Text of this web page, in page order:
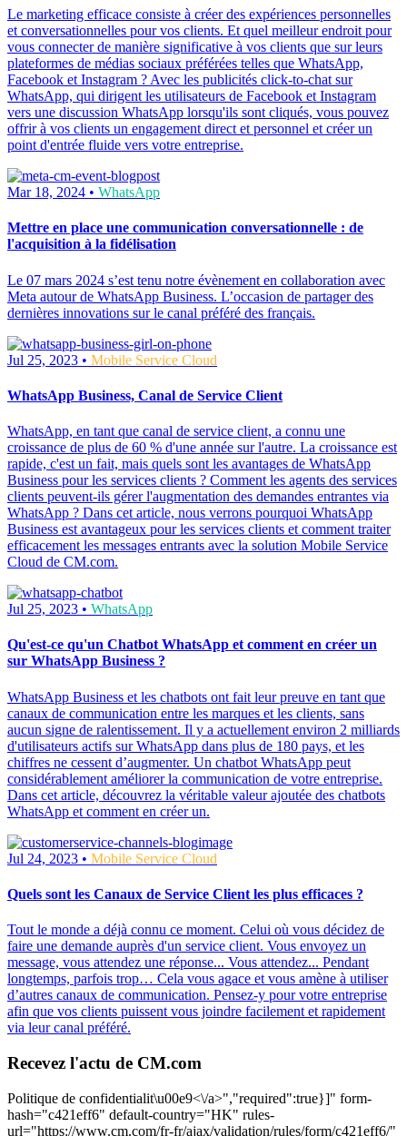
Le marketing efficace consiste à créer des expériences personnelles
et conversationnelles pour vos clients. Et quel meilleur endroit pour
vous connecter de manière significative à vos clients que sur leurs
plateformes de médias sociaux préférées telles que WhatsApp,
Facebook et Instagram ? Avec les publicités click-to-chat sur
WhatsApp, qui dirigent les utilisateurs de Facebook et Instagram
vers une discussion WhatsApp lorsqu'ils sont cliqués, vous pouvez
offrir à vos clients un engagement direct et personnel et créer un
point d'entrée fluide vers votre entreprise.
Mar 18, 2024 • WhatsApp
Mettre en place une communication conversationnelle : de
l'acquisition à la fidélisation
Le 07 mars 2024 s’est tenu notre évènement en collaboration avec
Meta autour de WhatsApp Business. L’occasion de partager des
dernières innovations sur le canal préféré des français.
Jul 25, 2023 • Mobile Service Cloud
WhatsApp Business, Canal de Service Client
WhatsApp, en tant que canal de service client, a connu une
croissance de plus de 60 % d'une année sur l'autre. La croissance est
rapide, c'est un fait, mais quels sont les avantages de WhatsApp
Business pour les services clients ? Comment les agents des services
clients peuvent-ils gérer l'augmentation des demandes entrantes via
WhatsApp ? Dans cet article, nous verrons pourquoi WhatsApp
Business est avantageux pour les services clients et comment traiter
efficacement les messages entrants avec la solution Mobile Service
Cloud de CM.com.
Jul 25, 2023 • WhatsApp
Qu'est-ce qu'un Chatbot WhatsApp et comment en créer un
sur WhatsApp Business ?
WhatsApp Business et les chatbots ont fait leur preuve en tant que
canaux de communication entre les marques et les clients, sans
aucun signe de ralentissement. Il y a actuellement environ 2 milliards
d'utilisateurs actifs sur WhatsApp dans plus de 180 pays, et les
chiffres ne cessent d’augmenter. Un chatbot WhatsApp peut
considérablement améliorer la communication de votre entreprise.
Dans cet article, découvrez la véritable valeur ajoutée des chatbots
WhatsApp et comment en créer un.
Jul 24, 2023 • Mobile Service Cloud
Quels sont les Canaux de Service Client les plus efficaces ?
Tout le monde a déjà connu ce moment. Celui où vous décidez de
faire une demande auprès d'un service client. Vous envoyez un
message, vous attendez une réponse... Vous attendez... Pendant
longtemps, parfois trop… Cela vous agace et vous amène à utiliser
d’autres canaux de communication. Pensez-y pour votre entreprise
afin que vos clients puissent vous joindre facilement et rapidement
via leur canal préféré.
Recevez l'actu de CM.com
Politique de confidentialit\u00e9<\/a>","required":true}]" form-hash="c421eff6" default-country="HK" rules-url="https://www.cm.com/fr-fr/ajax/validation/rules/form/c421eff6/" :prefilled="false" thank-you-text="<p style="text-align: undefined; padding-left: 0px">Merci, nous vous ajoutons à notre liste de diffusion. </p><p style="text-align: undefined; padding-left: 0px">À bientôt !</p>" :translation="{ "almost_there": "On a presque fini", "block": { "privacy_policy": { "label": "J'accepte la {policy}", "link_policy": "Politique de Confidentialité" } }, "block_cta_value": "Contactez nous maintenant", "block_title": "Parlez-nous", "blog": { "accept": "J'accepte de recevoir la newsletter mensuelle", "email": { "label": "Adresse e-mail", "placeholder": "votreadresse@entreprise.com" }, "subscribe_btn": "Je m'inscris" }, "defaults": { "address_line1": { "label": "Numéro et nom de rue", "placeholder": "Numéro et nom de rue" }, "address_line2": { "label": "Titulaire du compte", "placeholder": "Titulaire du compte" }, "bank_holder": { "label": "Nom du Titulaire du compte", "placeholder": "Nom du Titulaire du compte" }, "bank_name": { "label": "Nom de la Banque", "placeholder": "Nom de votre Banque" }, "bic": { "label": "Code BIC", "placeholder": "Votre BIC" }, "button": "Valider", "city": { "label": "Ville", "placeholder": "Ville" }, "company_name": { "explanation": "explication", "label": "Entreprise", "not_listed": "Mon entreprise n'est pas listée ici", "placeholder": "Nom de l'entreprise", "search_text": "Commencez à taper pour rechercher le nom de votre entreprise", "searching_text": "Recherche" }, "country": { "label": "Pays", "placeholder": "Pays" }, "dropdown": { "placeholder": "Sélectionnez une option" }, "email": { "additional": "Veuillez utiliser votre adresse e-mail professionnelle", "label": "Adresse e-mail", "placeholder": "votreadresse@entreprise.com" }, "email_business": { "label": "E-mail professionnel", "placeholder": "E-mail professionnel" }, "first_name": { "label": "Prénom", "placeholder": "Prénom" }, "help_message": { "label": "Message", "placeholder": "Comment pouvons-nous vous aider ? Nous vous contacterons" }, "iban": { "label": "Numéro de Compte Bancaire International (IBAN)", "placeholder": "Votre IBAN" }, "industry": { "label": "Secteur d'activité", "placeholder": "Secteur d'activité" }, "job_title": { "label": "Fonction", "placeholder": "Service Client, Développement, Marketing & Ventes" }, "key_industry": { "label": "Secteur d’activité", "placeholder": "Secteur d’activité" }, "key_product": { "label": "What product are you interested in?", "placeholder": "Select your product of interest" }, "last_name": { "label": "Nom", "placeholder": "Nom" }, "mobile_phone_number": { "explanation": "explication", "label": "Numéro de téléphone mobile", "placeholder": "Numéro de téléphone mobile" }, "name": { "label": "Nom" }, "otp": { "explanation": "explication", "label": "Mot de passe" }, "phone_number": { "label": "Numéro de téléphone portable", "placeholder": "Numéro de téléphone portable" }, "privacy_policy": { "label": "J'accepte la {policy}", "policy": "Politique de confidentialité" }, "product": { "label": "Produit", "no_results": "Pas de résultat", "placeholder": "Quel produit vous intéresse ?" }, "salutation": { "label": "Salutations", "placeholder": "Salutations" }, "street_address": { "label": "Adresse postale", "placeholder": "Adresse postale" }, "sub_area_1": { "label": "Département", "placeholder": "Département" }, "sub_area_2": { "label": "Sub-area line 2", "placeholder": "Sub-area line 2" }, "terms": { "privacy": { "label": "J'accepte les {terms} et {policy}" } }, "terms_policy": { "policy": "Termes et Conditions" }, "thank-you": "<p>Merci pour votre inscription!</p>", "zip_code": { "label": "Code postal", "placeholder": "Code postal" } }, "hang_in_there": "Un moment de plus s'il vous plait", "logged_in_title": "Bonjour {name}!", "option": { "key_industry": { "industry_charities": "Associations Caritatives", "industry_financial_services": "Banques & Assurances", "industry_government_education": "Gouvernement et Education", "industry_healthcare": "Santé", "industry_leisure_travel": "Tourisme & Loisirs", "industry_logistics_transport": "Logistique & Livraison", "industry_professional_services": "Services aux Entreprises", "industry_retaile_commerce": "Retail & E-commerce", "industry_technology_media": "Technologie & Médias", "industry_utilities_telco": "Energie & Télécommunications", "no_key_industry": "Pas d'industrie clé" }, "key_product": { "caic": "Conversational AI Cloud", "channels": "Other Channels", "halo": "HALO", "mmc": "Mobile Marketing Cloud", "msc": "Mobile Service Cloud", "other": "Other", "otp": "One Time Password", "payments": "Payments", "sign": "Sign", "sms": "SMS", "ticketing": "Ticketing", "voice": "Voice", "whatsapp": "WhatsApp" } }, "prefilled": "Ce formulaire est pré-rempli à l'aide des informations disponibles sur votre profil CM.com.", "preparing_account": "Configurer votre compte", "product": { "groups": { "communication_channels": "Plateforme de Communication", "other_products": "Autres produits", "payments": "Plateforme de Paiements", "solutions": "Logiciels SaaS" } }, "register": { "call_otp": "Renvoyer", "company": { "label": "Entreprise", "placeholder": "Nom de l'entreprise" }, "contact_support": "Contacter le Support", "contact_support_question": "En m'inscrivant sur la plateforme de CM.com, je reçois le message d'erreur suivant : {erreur}.", "continue": "Continuer", "email": { "change": "<a href=https://www.cm.com/"{url}/">changer", "resend_otp": "Renvoyer", "resend_otp_text": "N'avez-vous pas reçu d'email ? Merci de vérifier votre spam ou bien cliquer 'Renvoyez'", "verify_description": "Bonjour {name},<br>Merci d'entrer le code depuis l'email que nous vous avons envoyé à cette addresse<br><br>{email}", "verify_title": "Vous avez un email." }, "error_body": "Merci de réessayer. Si vous continuez à voir ce message, cliquez sur 'Contacter le Support', notre équipe support est là pour vous aider", "error_code": "Code erreur:", "error_title": "Impossible de traiter la demande", "has_account": "Vous avez déjà un compte ?", "logged_in_body": "Il semble que vous possédez déjà un compte CM. Vous allez être automatiquement dirigé vers {redirectTo} dans quelques instants", "logged_in_body_to_app": "l’App {app}", "logged_in_body_to_platform": "Plateforme CM", "phone": { "popover": "Nous allons envoyer un mot de passe sur votre mobile.<br>Vous pouvez changer ce code depuis vos paramètres sur votre espace CM.com", "resend_otp_text": "Vous n'avez pas reçu le mot de passe ? Cliquez sur 'Renvoyer'", "send_voice_otp": "Nous allons vous envoyer le mot de passe via un appel téléphonique" }, "reseller": { "thanks_body_to": "finalisez la création de votre compte" }, "resend_otp": "Renvoyer", "send_otp": "Envoyer", "sending_otp": "Envoi", "sign_in": "Se connecter", "thanks_body": "Vous avez bien créé un compte CM. Vous allez être automatiquement dirigé vers <a href=https://www.cm.com/"{redirectToUrl}/" rel=\"noopener\">{redirectTo}</a> dans quelques instants", "thanks_body_to_app": "l’App {app}", "thanks_body_to_platform": "Plateforme CM", "thanks_title": "Merci", "title": "Découvrez les possibilités offertes par la Plateforme de Relation Client Omnicanale CM.com", "title_app": "Commencer à utiliser {app}", "try_again": "Réessayer", "verify_description": "Entrez votre numéro de mobile pour recevoir le mot de passe", "verify_otp": "Vérifier", "verify_tit